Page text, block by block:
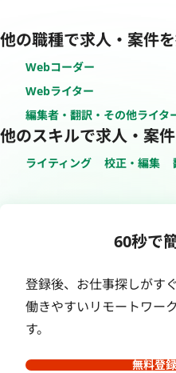
他の職種で求人・案件
Webコーダー
Webライター
編集者・翻訳・その他ライタ
他のスキルで求人・案
ライティング 校正・編集
60秒で
登録後、お仕事探しがす
働きやすいリモートワー
す。
無料登